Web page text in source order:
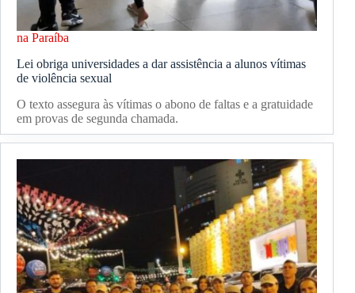
na Paraíba
Lei obriga universidades a dar assistência a alunos vítimas
de violência sexual
O texto assegura às vítimas o abono de faltas e a gratuidade
em provas de segunda chamada.